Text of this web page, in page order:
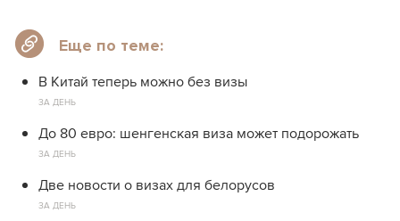
Еще по теме:
В Китай теперь можно без визы
ЗА ДЕНЬ
До 80 евро: шенгенская виза может подорожать
ЗА ДЕНЬ
Две новости о визах для белорусов
ЗА ДЕНЬ